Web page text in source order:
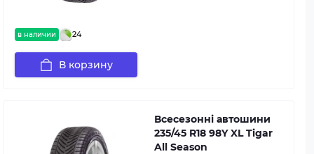
в наличии 24
В корзину
Всесезонні автошини
235/45 R18 98Y XL Tigar
All Season